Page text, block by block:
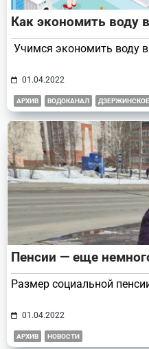
Как экономить воду
Учимся экономить воду
01.04.2022
АРХИВ ВОДОКАНАЛ
Пенсии — еще
Размер социальной
01.04.2022
АРХИВ НОВОСТИ